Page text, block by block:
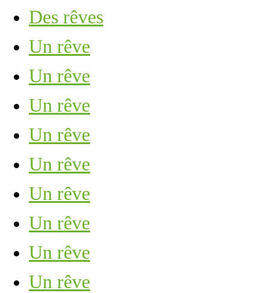
Des rêves
Un rêve
Un rêve
Un rêve
Un rêve
Un rêve
Un rêve
Un rêve
Un rêve
Un rêve